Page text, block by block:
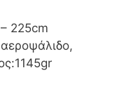
225cm